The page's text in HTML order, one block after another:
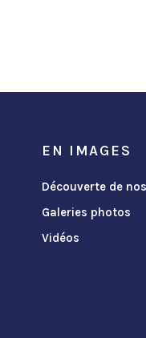
EN IMAGES
Découverte de
Galeries photos
Vidéos